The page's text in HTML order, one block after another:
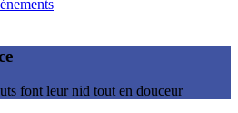
font leur nid tout en douceur